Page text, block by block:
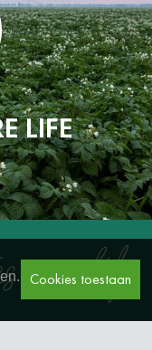
LIFE
Cookies toestaan